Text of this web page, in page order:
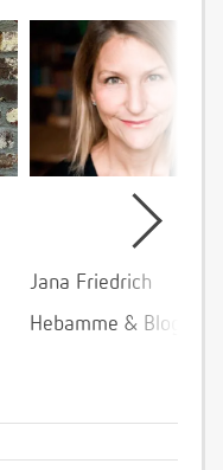
Jana Friedrich
Hebamme &